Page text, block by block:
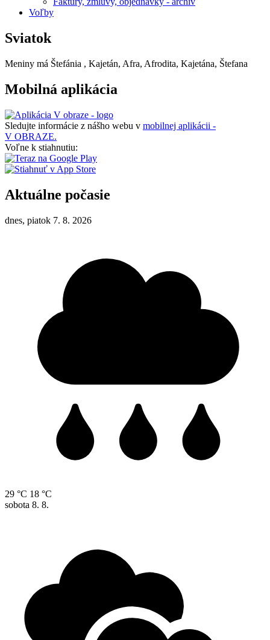
Voľby
Sviatok
Meniny má Štefánia , Kajetán, Afra, Afrodita, Kajetána, Štefana
Mobilná aplikácia
Sledujte informácie z nášho webu v mobilnej aplikácii -
V OBRAZE.
Voľne k stiahnutiu:
Aktuálne počasie
dnes, piatok 7. 8. 2026
29 °C 18 °C
sobota 8. 8.